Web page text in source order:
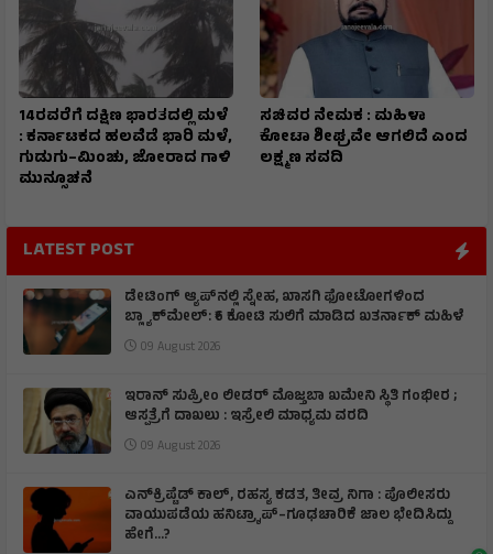
14ರವರೆಗೆ ದಕ್ಷಿಣ ಭಾರತದಲ್ಲಿ ಮಳೆ
: ಕರ್ನಾಟಕದ ಹಲವೆಡೆ ಭಾರಿ ಮಳೆ,
ಗುಡುಗು–ಮಿಂಚು, ಜೋರಾದ ಗಾಳಿ
ಮುನ್ಸೂಚನೆ
ಸಚಿವರ ನೇಮಕ : ಮಹಿಳಾ
ಕೋಟಾ ಶೀಘ್ರವೇ ಆಗಲಿದೆ ಎಂದ
ಲಕ್ಷ್ಮಣ ಸವದಿ
LATEST POST
ಡೇಟಿಂಗ್ ಆ್ಯಪ್‌ನಲ್ಲಿ ಸ್ನೇಹ, ಖಾಸಗಿ ಫೋಟೋಗಳಿಂದ
ಬ್ಲ್ಯಾಕ್‌ಮೇಲ್: ₹6 ಕೋಟಿ ಸುಲಿಗೆ ಮಾಡಿದ ಖತರ್ನಾಕ್‌ ಮಹಿಳೆ
09 August 2026
ಇರಾನ್‌ ಸುಪ್ರೀಂ ಲೀಡರ್‌ ಮೊಜ್ತಬಾ ಖಮೇನಿ ಸ್ಥಿತಿ ಗಂಭೀರ ;
ಆಸ್ಪತ್ರೆಗೆ ದಾಖಲು : ಇಸ್ರೇಲಿ ಮಾಧ್ಯಮ ವರದಿ
09 August 2026
ಎನ್‌ಕ್ರಿಪ್ಟೆಡ್‌ ಕಾಲ್‌, ರಹಸ್ಯ ಕಡತ, ತೀವ್ರ ನಿಗಾ : ಪೊಲೀಸರು
ವಾಯುಪಡೆಯ ಹನಿಟ್ರ್ಯಾಪ್–ಗೂಢಚಾರಿಕೆ ಜಾಲ ಭೇದಿಸಿದ್ದು
ಹೇಗೆ…?